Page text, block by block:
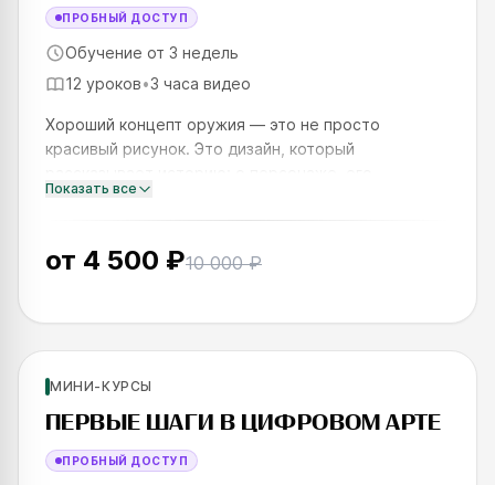
ПРОБНЫЙ ДОСТУП
Обучение от 3 недель
12 уроков•3 часа видео
Хороший концепт оружия — это не просто
красивый рисунок. Это дизайн, который
характере, мире и роли в нём. Именно этому учит
этот курс. За три недели вы пройдёт
Показать все
от 4 500 ₽10 000 ₽
SKILLS UP
МИНИ-КУРСЫ
ПЕРВЫЕ ШАГИ В ЦИФРОВОМ АРТЕ
ПРОБНЫЙ ДОСТУП